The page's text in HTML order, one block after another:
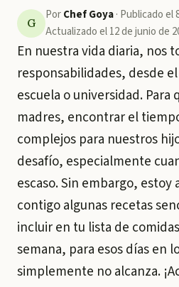
G
PorChef Goya· Publicado el
Actualizado el12 de junio de
En nuestra vida diaria, nos
responsabilidades, desde
escuela o universidad. Para
madres, encontrar el
complejos para nuestros
desafío, especialmente
escaso. Sin embargo,
contigo algunas recetas
incluir en tu lista de
semana, para esos días en
simplemente no alcanza.